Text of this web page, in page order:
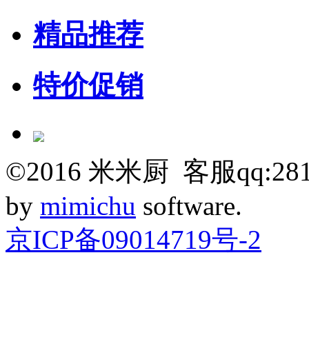
精品推荐
特价促销
©2016 米米厨 客服
by mimichu software.
京ICP备09014719号-2